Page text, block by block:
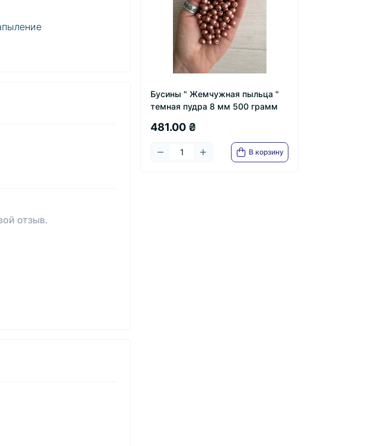
Бусины " Жемчужная пыльца "
темная пудра 8 мм 500 грамм
481.00 ₴
В корзину
отзыв.